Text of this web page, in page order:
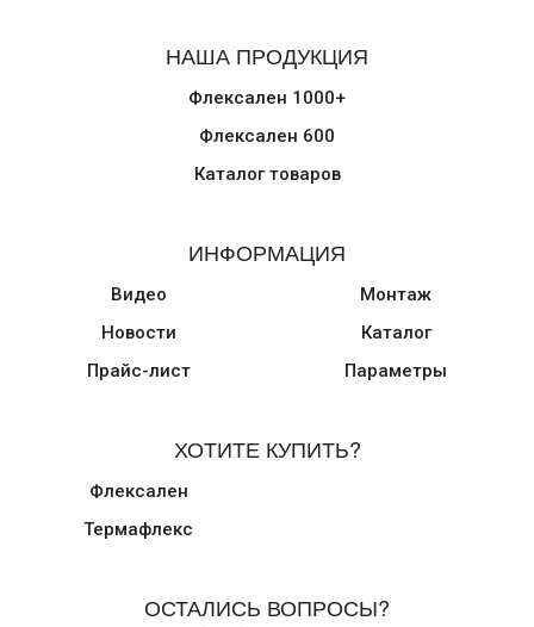
НАША ПРОДУКЦИЯ
Флексален 1000+
Флексален 600
Каталог товаров
ИНФОРМАЦИЯ
Видео
Новости
Прайс-лист
Монтаж
Каталог
Параметры
ХОТИТЕ КУПИТЬ?
Флексален
Термафлекс
ОСТАЛИСЬ ВОПРОСЫ?